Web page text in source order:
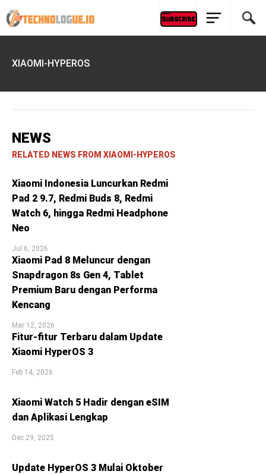
XIAOMI-HYPEROS
NEWS
RELATED NEWS FROM XIAOMI-HYPEROS
Xiaomi Indonesia Luncurkan Redmi
Pad 2 9.7, Redmi Buds 8, Redmi
Watch 6, hingga Redmi Headphone
Neo
Jul 6, 2026
Xiaomi Pad 8 Meluncur dengan
Snapdragon 8s Gen 4, Tablet
Premium Baru dengan Performa
Kencang
Mar 12, 2026
Fitur-fitur Terbaru dalam Update
Xiaomi HyperOS 3
Feb 14, 2026
Xiaomi Watch 5 Hadir dengan eSIM
dan Aplikasi Lengkap
Dec 29, 2025
Update HyperOS 3 Mulai Oktober